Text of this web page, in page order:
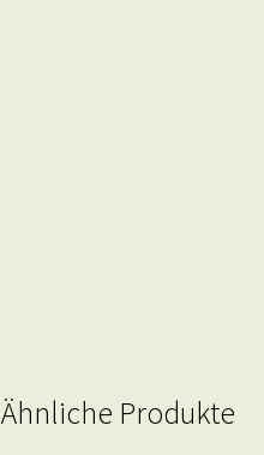
Ähnliche Produkte